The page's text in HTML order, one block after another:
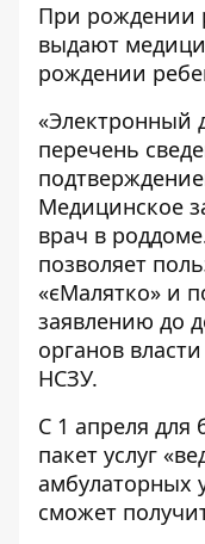
При рождении
выдают
рождении
«Электронный
перечень
Медицинское
врач в
позволяет
«єМалятко» и
заявлению до
органов
НСЗУ.
С 1 апреля для
пакет услуг
амбулаторных
сможет